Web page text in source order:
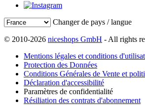
Changer de pays / langue
© 2010-2026 niceshops GmbH - All rights
Mentions légales et conditions
Protection des Données
Conditions Générales de Vente et
Déclaration d'accessibilité
Paramètres de confidentialité
Résiliation des contrats d'abonnement